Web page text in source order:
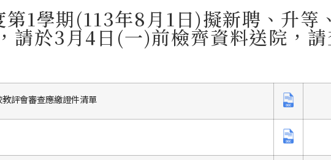
第1學期(113年8月1日)擬新聘、升等
請於3月4日(一)前檢齊資料送院，請
評會審查應繳證件清單